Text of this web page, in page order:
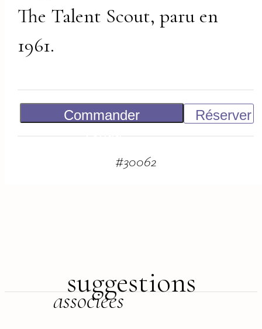
The Talent Scout, paru en
1961.
Commander
Réserver
#30062
suggestions
associées